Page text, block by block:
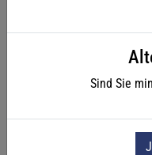
Sind Sie
Restsüße : 10 g/L
Vorhandener Alkoholgehalt: